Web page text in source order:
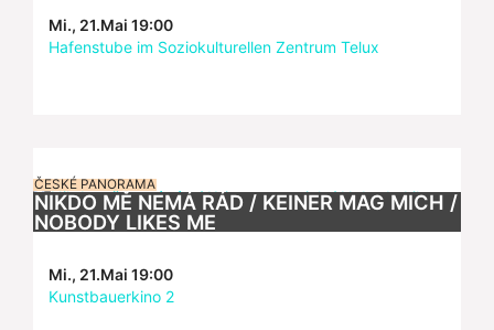
Mi., 21.Mai 19:00
Hafenstube im Soziokulturellen Zentrum Telux
ČESKÉ PANORAMA
NIKDO MĚ NEMÁ RÁD / KEINER MAG MICH /
NOBODY LIKES ME
Mi., 21.Mai 19:00
Kunstbauerkino 2